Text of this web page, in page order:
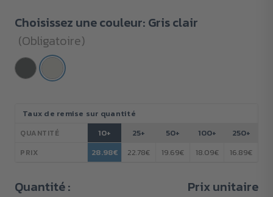
Choisissez une couleur: Gris clair
(Obligatoire)
Stock
actuel :
Taux de remise sur quantité
QUANTITÉ
PRIX
10+
28.98€
25+
22.78€
50+
19.69€
100+
18.09€
250+
16.89€
Quantité : Prix unitaire